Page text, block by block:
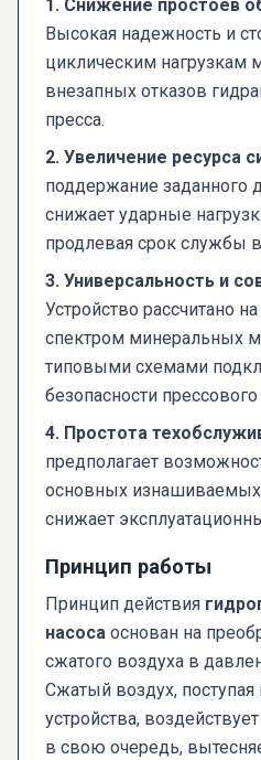
1. Снижение простоев
Высокая надежность и
циклическим нагрузкам
внезапных отказов
пресса.
2. Увеличение ресурса
поддержание заданного
снижает ударные
продлевая срок службы
3. Универсальность и
Устройство рассчитано
спектром минеральных
типовыми схемами
безопасности
4. Простота
предполагает
основных изнашиваемых
снижает
Принцип работы
Принцип действия
насоса основан на
сжатого воздуха в
Сжатый воздух,
устройства,
в свою очередь,